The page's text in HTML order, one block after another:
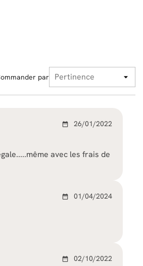
par
date_range 26/01/2022
avec les frais de
date_range 01/04/2024
date_range 02/10/2022